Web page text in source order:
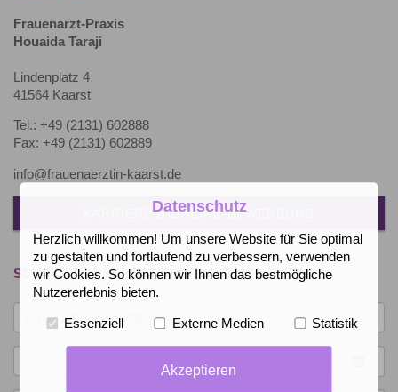
Frauenarzt-Praxis
Houaida Taraji
Lindenplatz 4
41564 Kaarst
Tel.: +49 (2131) 602888
Fax: +49 (2131) 602889
info@frauenaerztin-kaarst.de
KARRIERE & ONLINE-BEWERBUNG
SCHWANGERSCHAFTS-VORSORGEPLANER
Errechneter Geburtstermin
Datenschutz
Herzlich willkommen! Um unsere Website für Sie optimal
zu gestalten und fortlaufend zu verbessern, verwenden
wir Cookies. So können wir Ihnen das bestmögliche
Nutzererlebnis bieten.
Essenziell Externe Medien Statistik
Akzeptieren